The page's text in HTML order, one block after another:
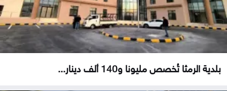
بلدية الرمثا تُخصص مليونا و140 ألف دينار...